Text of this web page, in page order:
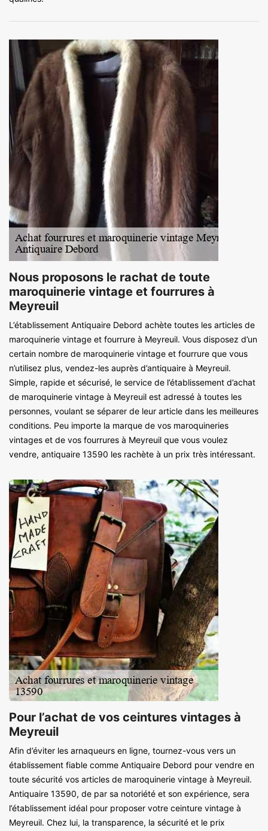
Nous proposons le rachat de toute
maroquinerie vintage et fourrures à
Meyreuil
L’établissement Antiquaire Debord achète toutes les articles de
maroquinerie vintage et fourrure à Meyreuil. Vous disposez d’un
certain nombre de maroquinerie vintage et fourrure que vous
n’utilisez plus, vendez-les auprès d’antiquaire à Meyreuil.
Simple, rapide et sécurisé, le service de l’établissement d’achat
de maroquinerie vintage à Meyreuil est adressé à toutes les
personnes, voulant se séparer de leur article dans les meilleures
conditions. Peu importe la marque de vos maroquineries
vintages et de vos fourrures à Meyreuil que vous voulez
vendre, antiquaire 13590 les rachète à un prix très intéressant.
Pour l’achat de vos ceintures vintages à
Meyreuil
Afin d’éviter les arnaqueurs en ligne, tournez-vous vers un
établissement fiable comme Antiquaire Debord pour vendre en
toute sécurité vos articles de maroquinerie vintage à Meyreuil.
Antiquaire 13590, de par sa notoriété et son expérience, sera
l’établissement idéal pour proposer votre ceinture vintage à
Meyreuil. Chez lui, la transparence, la sécurité et le prix